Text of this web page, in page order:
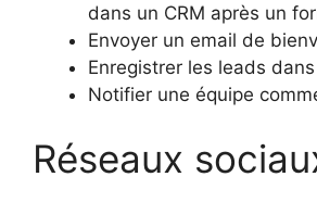
dans un CRM après un
Envoyer un email de
Enregistrer les leads
Notifier une équipe
Réseaux